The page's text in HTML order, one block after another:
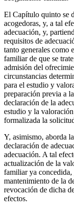
El Capítulo quinto se
acogedoras, y, a tal
adecuación, y,
requisitos de
tanto generales como
familiar de que se
admisión del
circunstancias
para el estudio y
preparación previa a
declaración de la
estudio y la
formalizada la
Y, asimismo, aborda
declaración de
adecuación. A tal
actualización de la
familiar ya
mantenimiento de la
revocación de dicha
efectos.